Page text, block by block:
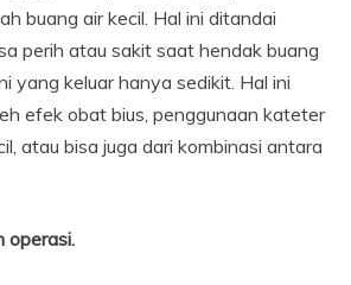
buang air kecil. Hal ini ditandai
perih atau sakit saat hendak buang
yang keluar hanya sedikit. Hal ini
efek obat bius, penggunaan kateter
atau bisa juga dari kombinasi antara
operasi.